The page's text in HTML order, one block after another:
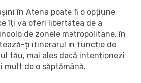
în Atena poate fi o opțiune
îți va oferi libertatea de a
de zonele metropolitane, în
ți itinerarul în funcție de
tău, mai ales dacă intenționezi
mult de o săptămână.